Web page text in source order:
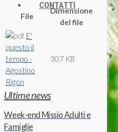
CONTATTI
File
Dimensione
del file
E'
questo il
tempo -
Agostino
Rigon
307 KB
Ultime news
Week-end Missio Adulti e
Famiglie